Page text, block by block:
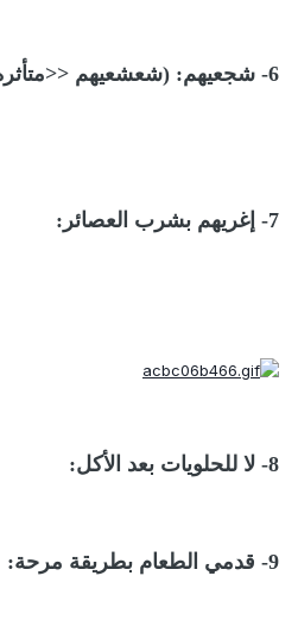
6- شجعيهم: (شعشعيهم <<متأثره بالمسابقه :كك: )
7- إغريهم بشرب العصائر:
8- لا للحلويات بعد الأكل:
9- قدمي الطعام بطريقة مرحة: